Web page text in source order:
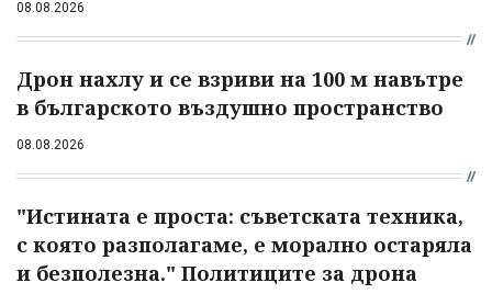
08.08.2026
Дрон нахлу и се взриви на 100 м навътре
в българското въздушно пространство
08.08.2026
"Истината е проста: съветската техника,
с която разполагаме, е морално остаряла
и безполезна." Политиците за дрона